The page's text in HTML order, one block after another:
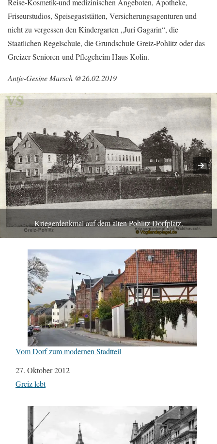
Reise-Kosmetik-und medizinischen Angeboten, Apotheke,
Friseurstudios, Speisegaststätten, Versicherungsagenturen und
nicht zu vergessen den Kindergarten „Juri Gagarin“, die
Staatlichen Regelschule, die Grundschule Greiz-Pohlitz oder das
Greizer Senioren-und Pflegeheim Haus Kolin.
Antje-Gesine Marsch @26.02.2019
Kriegerdenkmal auf dem alten Pohlitz Dorfplatz.
Vom Dorf zum modernen Stadtteil
Datum
27. Oktober 2012
In Bezug auf
Greiz lebt